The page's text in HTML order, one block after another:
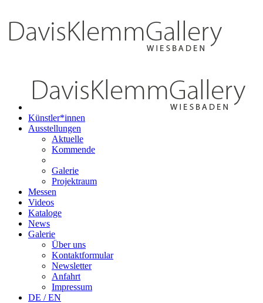
Künstler*innen
Ausstellungen
Aktuelle
Kommende
Galerie
Projektraum
Messen
Videos
Kataloge
News
Galerie
Über uns
Kontaktformular
Newsletter
Anfahrt
Impressum
DE / EN